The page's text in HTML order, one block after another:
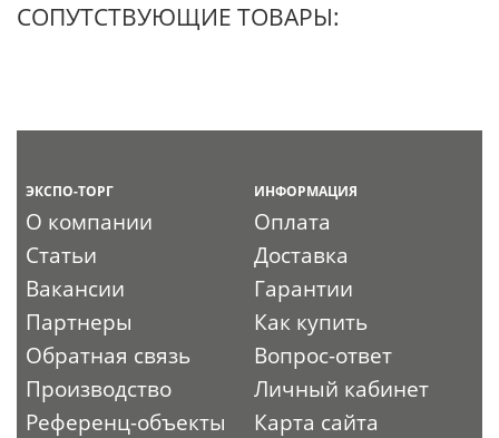
СОПУТСТВУЮЩИЕ ТОВАРЫ:
ЭКСПО-ТОРГ
О компании
Статьи
Вакансии
Партнеры
Обратная связь
Производство
Референц-объекты
ИНФОРМАЦИЯ
Оплата
Доставка
Гарантии
Как купить
Вопрос-ответ
Личный кабинет
Карта сайта